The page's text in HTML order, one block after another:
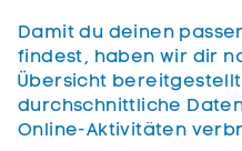
Damit du deinen
findest, haben wir dir
Übersicht
durchschnittliche
Online-Aktivitäten